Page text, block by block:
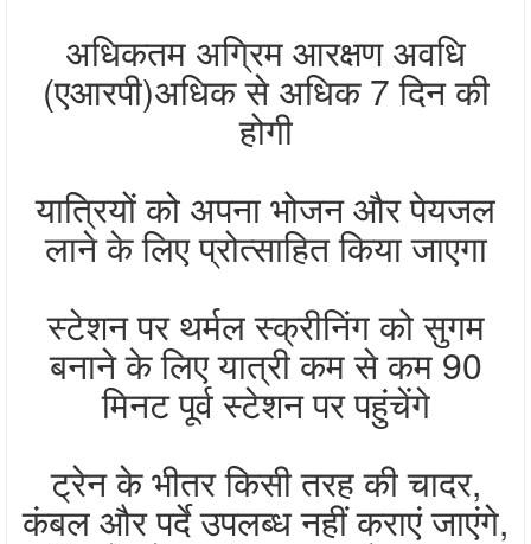
अधिकतम अग्रिम आरक्षण अवधि
(एआरपी)अधिक से अधिक 7 दिन की
होगी
यात्रियों को अपना भोजन और पेयजल
लाने के लिए प्रोत्साहित किया जाएगा
स्टेशन पर थर्मल स्क्रीनिंग को सुगम
बनाने के लिए यात्री कम से कम 90
मिनट पूर्व स्टेशन पर पहुंचेंगे
ट्रेन के भीतर किसी तरह की चादर,
कंबल और पर्दे उपलब्ध नहीं कराएं जाएंगे,